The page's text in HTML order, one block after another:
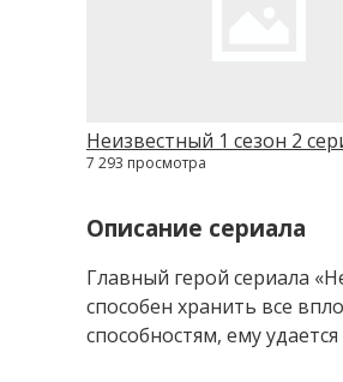
Неизвестный 1 сезон 2
7 293 просмотра
Описание сериала
Главный герой сериала
способен хранить все
способностям, ему